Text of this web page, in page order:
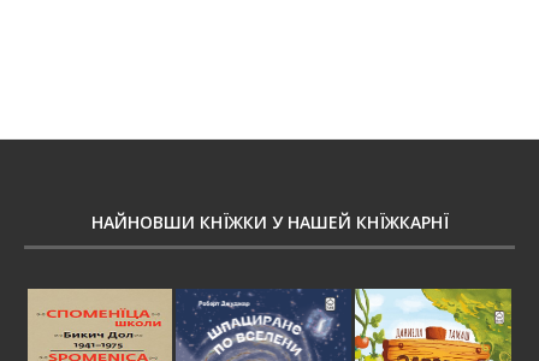
НАЙНОВШИ КНЇЖКИ У НАШЕЙ КНЇЖКАРНЇ